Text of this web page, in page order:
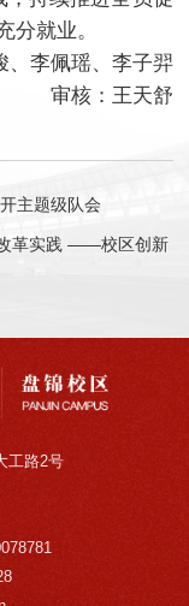
分就业。
、李佩瑶、李子羿
审核：王天舒
主题级队会
革实践 ——校区创新
工路2号